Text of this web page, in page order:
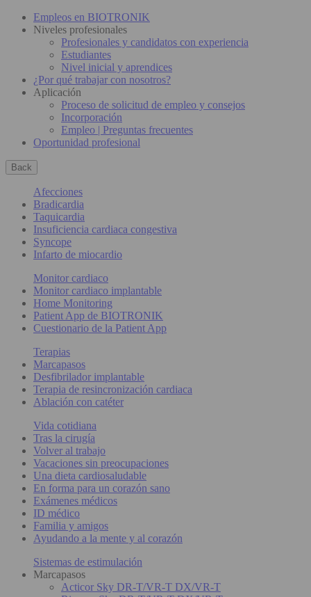
Empleos en BIOTRONIK
Niveles profesionales
Profesionales y candidatos con experiencia
Estudiantes
Nivel inicial y aprendices
¿Por qué trabajar con nosotros?
Aplicación
Proceso de solicitud de empleo y consejos
Incorporación
Empleo | Preguntas frecuentes
Oportunidad profesional
Back
Afecciones
Bradicardia
Taquicardia
Insuficiencia cardiaca congestiva
Syncope
Infarto de miocardio
Monitor cardiaco
Monitor cardiaco implantable
Home Monitoring
Patient App de BIOTRONIK
Cuestionario de la Patient App
Terapias
Marcapasos
Desfibrilador implantable
Terapia de resincronización cardiaca
Ablación con catéter
Vida cotidiana
Tras la cirugía
Volver al trabajo
Vacaciones sin preocupaciones
Una dieta cardiosaludable
En forma para un corazón sano
Exámenes médicos
ID médico
Familia y amigos
Ayudando a la mente y al corazón
Sistemas de estimulación
Marcapasos
Acticor Sky DR-T/VR-T DX/VR-T